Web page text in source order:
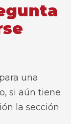
una
si aún tiene
la sección